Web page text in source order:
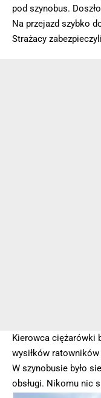
pod szynobus.
Na przejazd szybko
Strażacy
Kierowca ciężarówki
wysiłków ratowników
W szynobusie było
obsługi. Nikomu nic